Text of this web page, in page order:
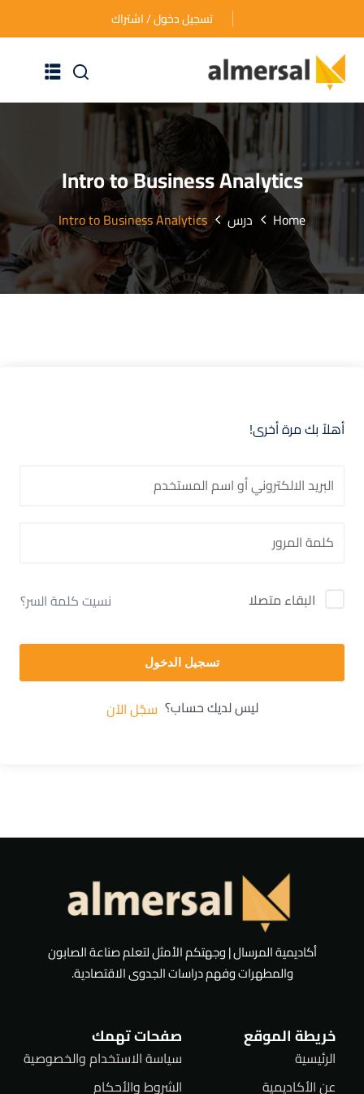
تسجيل دخول / اشتراك
الرئيسية
عن الأكاديمية
دوراتنا التدريبية
الأسئلة المتكررة
اتصل بنا
Intro to Business Analytics
Home درس Intro to Business Analytics
أهلاً بك مرة أخرى!
البقاء متصلا نسيت كلمة السر؟
تسجيل الدخول
ليس لديك حساب؟ سجّل الآن
أكاديمية المرسال | وجهتكم الأمثل لتعلم صناعة الصابون
والمطهرات وفهم دراسات الجدوى الاقتصادية.
خريطة الموقع
الرئيسية
عن الأكاديمية
صفحات تهمك
سياسة الاستخدام والخصوصية
الشروط والأحكام